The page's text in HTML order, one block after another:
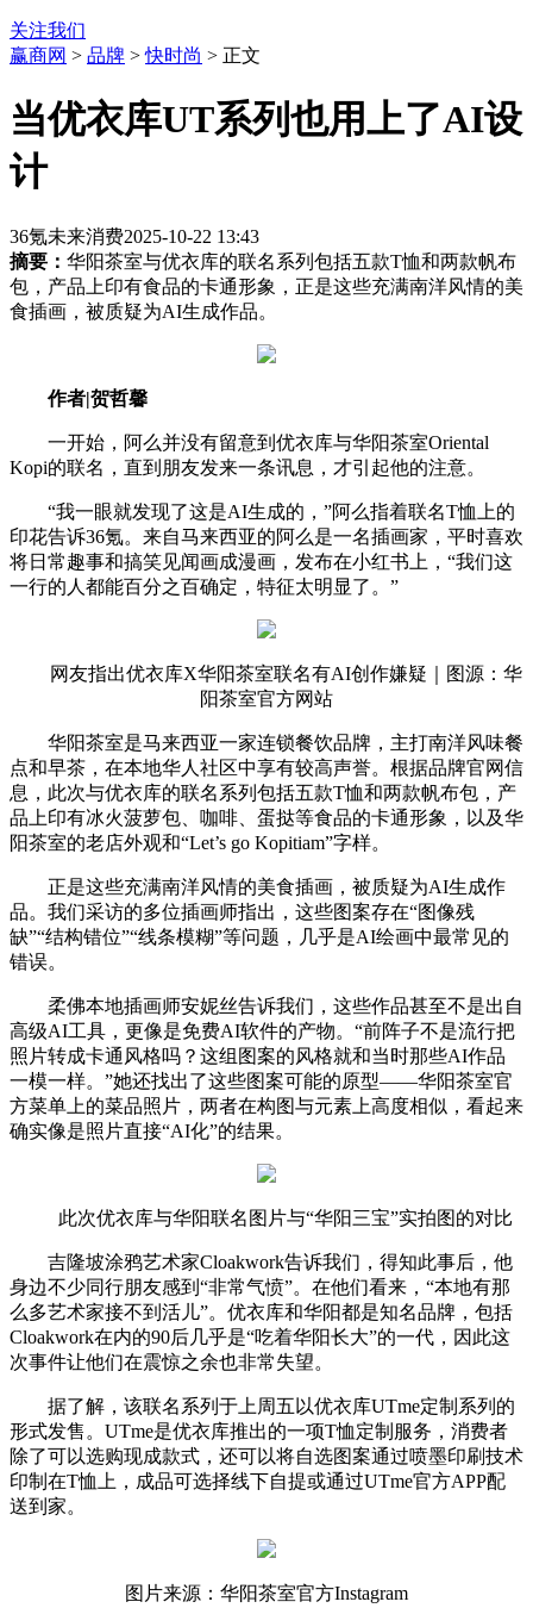
关注我们
赢商网 > 品牌 >快时尚 > 正文
当优衣库UT系列也用上了AI设
计
36氪未来消费2025-10-22 13:43
摘要： 华阳茶室与优衣库的联名系列包括五款T恤和两款帆布
包，产品上印有食品的卡通形象，正是这些充满南洋风情的美
食插画，被质疑为AI生成作品。
作者|贺哲馨
一开始，阿么并没有留意到优衣库与华阳茶室Oriental
Kopi的联名，直到朋友发来一条讯息，才引起他的注意。
“我一眼就发现了这是AI生成的，”阿么指着联名T恤上的
印花告诉36氪。来自马来西亚的阿么是一名插画家，平时喜欢
将日常趣事和搞笑见闻画成漫画，发布在小红书上，“我们这
一行的人都能百分之百确定，特征太明显了。”
网友指出优衣库X华阳茶室联名有AI创作嫌疑｜图源：华
阳茶室官方网站
华阳茶室是马来西亚一家连锁餐饮品牌，主打南洋风味餐
点和早茶，在本地华人社区中享有较高声誉。根据品牌官网信
息，此次与优衣库的联名系列包括五款T恤和两款帆布包，产
品上印有冰火菠萝包、咖啡、蛋挞等食品的卡通形象，以及华
阳茶室的老店外观和“Let’s go Kopitiam”字样。
正是这些充满南洋风情的美食插画，被质疑为AI生成作
品。我们采访的多位插画师指出，这些图案存在“图像残
缺”“结构错位”“线条模糊”等问题，几乎是AI绘画中最常见的
错误。
柔佛本地插画师安妮丝告诉我们，这些作品甚至不是出自
高级AI工具，更像是免费AI软件的产物。“前阵子不是流行把
照片转成卡通风格吗？这组图案的风格就和当时那些AI作品
一模一样。”她还找出了这些图案可能的原型——华阳茶室官
方菜单上的菜品照片，两者在构图与元素上高度相似，看起来
确实像是照片直接“AI化”的结果。
此次优衣库与华阳联名图片与“华阳三宝”实拍图的对比
吉隆坡涂鸦艺术家Cloakwork告诉我们，得知此事后，他
身边不少同行朋友感到“非常气愤”。在他们看来，“本地有那
么多艺术家接不到活儿”。优衣库和华阳都是知名品牌，包括
Cloakwork在内的90后几乎是“吃着华阳长大”的一代，因此这
次事件让他们在震惊之余也非常失望。
据了解，该联名系列于上周五以优衣库UTme定制系列的
形式发售。UTme是优衣库推出的一项T恤定制服务，消费者
除了可以选购现成款式，还可以将自选图案通过喷墨印刷技术
印制在T恤上，成品可选择线下自提或通过UTme官方APP配
送到家。
图片来源：华阳茶室官方Instagram